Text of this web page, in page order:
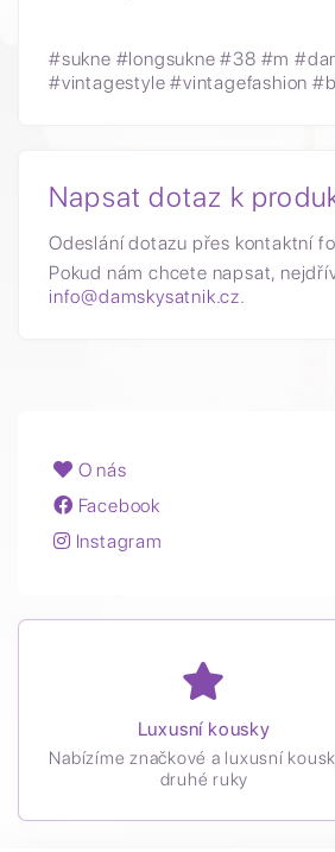
#sukne #longsukne #38 #m
#vintagestyle #vintagefashion
Napsat dotaz k
Odeslání dotazu přes kontaktní
Pokud nám chcete napsat,
info@damskysatnik.cz.
O nás
Facebook
Instagram
Luxusní kousky
Nabízíme značkové a luxusní
druhé ruky